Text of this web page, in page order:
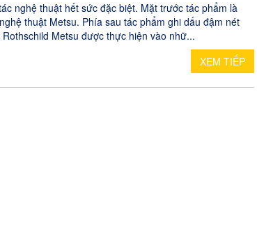
nghệ thuật hết sức đặc biệt. Mặt trước tác phẩm là
thuật Metsu. Phía sau tác phẩm ghi dấu đậm nét
Metsu được thực hiện vào nhữ...
XEM TIẾP